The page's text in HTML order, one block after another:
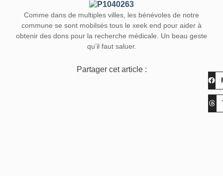
Comme dans de multiples villes, les bénévoles de notre
commune se sont mobilsés tous le xeek end pour aider à
obtenir des dons pour la recherche médicale. Un beau geste
qu’il faut saluer.
Partager cet article :